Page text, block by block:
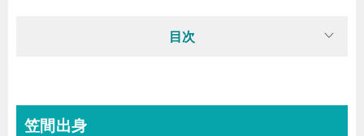
目次
笠間出身